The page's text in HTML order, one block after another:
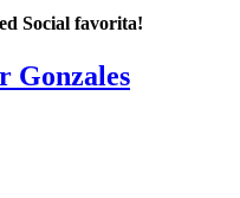
Social favorita!
Gonzales